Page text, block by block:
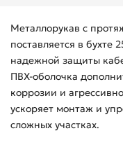
Металлорукав с
поставляется в бухте
надежной защиты
ПВХ-оболочка
коррозии и
ускоряет монтаж и
сложных участках.